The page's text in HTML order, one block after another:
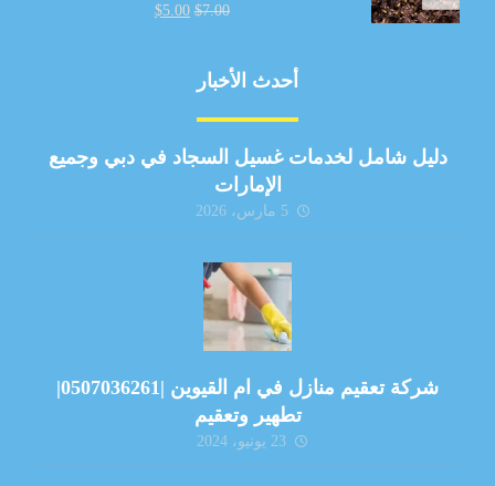
$7.00
$5.00
أحدث الأخبار
دليل شامل لخدمات غسيل السجاد في دبي وجميع
الإمارات
5 مارس، 2026
شركة تعقيم منازل في ام القيوين |0507036261|
تطهير وتعقيم
23 يونيو، 2024